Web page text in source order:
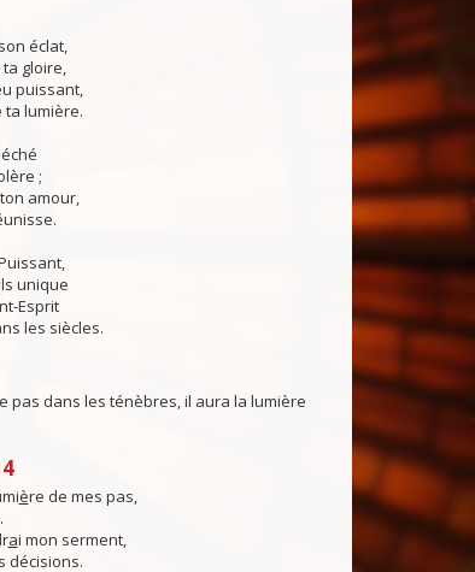
éclat,
gloire,
puissant,
lumière.
;
amour,
unique
Esprit
les siècles.
pas dans les ténèbres, il aura la lumière
ère de mes pas,
ai mon serment,
décisions.